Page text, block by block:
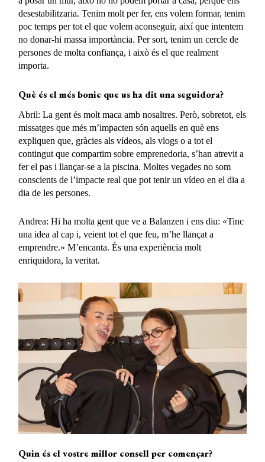
desestabilitzaria. Tenim molt per fer, ens volem formar, tenim
poc temps per tot el que volem aconseguir, així que intentem
no donar-hi massa importància. Per sort, tenim un cercle de
persones de molta confiança, i això és el que realment
importa.
Què és el més bonic que us ha dit una seguidora?
Abril: La gent és molt maca amb nosaltres. Però, sobretot, els
missatges que més m’impacten són aquells en què ens
expliquen que, gràcies als vídeos, als vlogs o a tot el
contingut que compartim sobre emprenedoria, s’han atrevit a
fer el pas i llançar-se a la piscina. Moltes vegades no som
conscients de l’impacte real que pot tenir un vídeo en el dia a
dia de les persones.
Andrea: Hi ha molta gent que ve a Balanzen i ens diu: «Tinc
una idea al cap i, veient tot el que feu, m’he llançat a
emprendre.» M’encanta. És una experiència molt
enriquidora, la veritat.
Quin és el vostre millor consell per començar?